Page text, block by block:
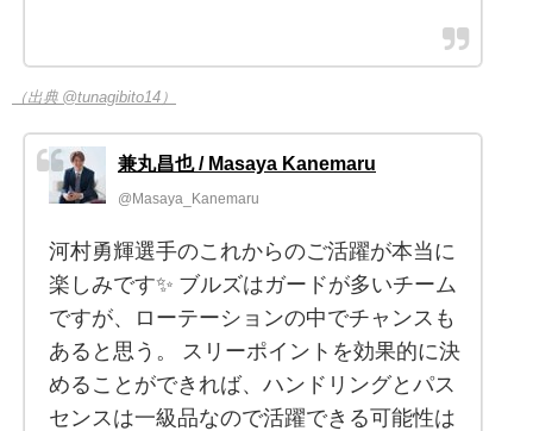
（出典 @tunagibito14）
兼丸昌也 / Masaya Kanemaru
@Masaya_Kanemaru
河村勇輝選手のこれからのご活躍が本当に
楽しみです✨ ブルズはガードが多いチーム
ですが、ローテーションの中でチャンスも
あると思う。 スリーポイントを効果的に決
めることができれば、ハンドリングとパス
センスは一級品なので活躍できる可能性は